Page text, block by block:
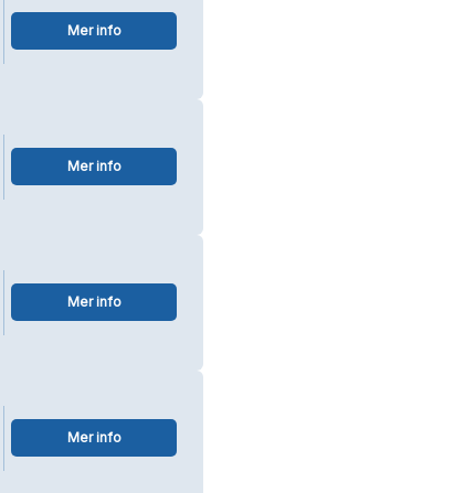
Mer info
Mer info
Mer info
Mer info